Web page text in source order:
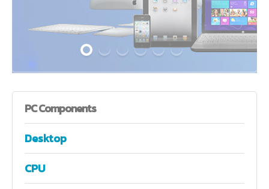
PCComponents
Desktop
CPU